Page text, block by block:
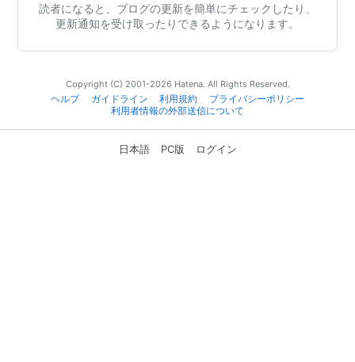
読者になると、ブログの更新を簡単にチェックしたり、
更新通知を受け取ったりできるようになります。
Copyright (C) 2001-2026 Hatena. All Rights Reserved.
ヘルプ
ガイドライン 利用規約
プライバシーポリシー
利用者情報の外部送信について
日本語 PC版 ログイン